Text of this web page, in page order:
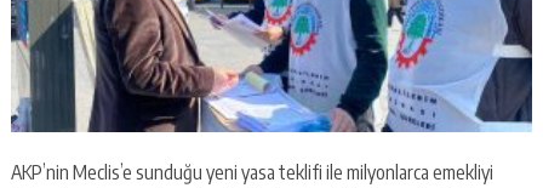
AKP’nin Meclis’e sunduğu yeni yasa teklifi ile milyonlarca emekliyi